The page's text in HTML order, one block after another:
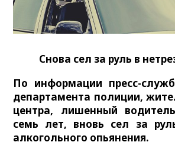
Снова сел за руль в
По информации пресс-
департамента полиции,
центра, лишенный
семь лет, вновь сел за
алкогольного опьянения.